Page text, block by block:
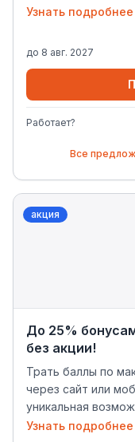
5% на второй и
(товар с желтым
ассортименте
вашей картой
скачайте
новинкам. Скидка
нагревания
розничной цене. *
по акциям
Узнать подробнее
до 8 авг. 2027
Работает?
Все
акция
До 25%
без акции!
Трать баллы по
через сайт или
уникальная
25% суммы
Узнать подробнее